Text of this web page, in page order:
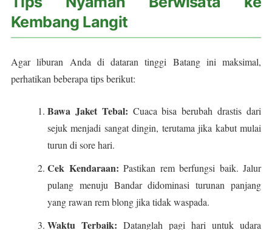
Kembang Langit
Agar liburan Anda di dataran tinggi Batang ini maksimal,
perhatikan beberapa tips berikut:
Bawa Jaket Tebal: Cuaca bisa berubah drastis dari
sejuk menjadi sangat dingin, terutama jika kabut mulai
turun di sore hari.
Cek Kendaraan: Pastikan rem berfungsi baik. Jalur
pulang menuju Bandar didominasi turunan panjang
yang rawan rem blong jika tidak waspada.
Waktu Terbaik: Datanglah pagi hari untuk udara